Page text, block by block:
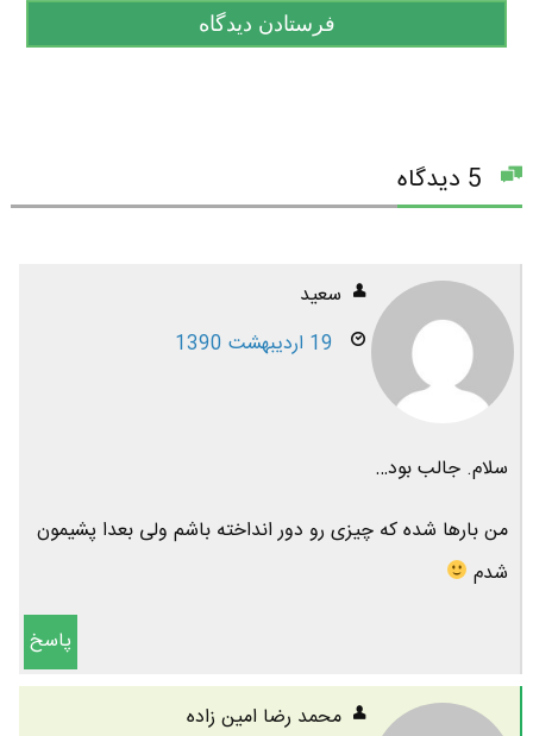
سعید
19 اردیبهشت 1390
سلام. جالب بود…
من بارها شده که چیزی رو دور انداخته باشم ولی بعدا پشیمون
شدم
پاسخ
محمد رضا امين زاده